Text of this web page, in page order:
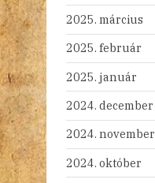
2025. március
2025. február
2025. január
2024. december
2024. november
2024. október